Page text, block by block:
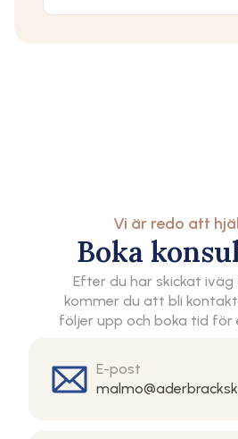
Vi är redo att
Boka
Efter du har skickat
kommer du att bli
följer upp och boka tid för
E-post